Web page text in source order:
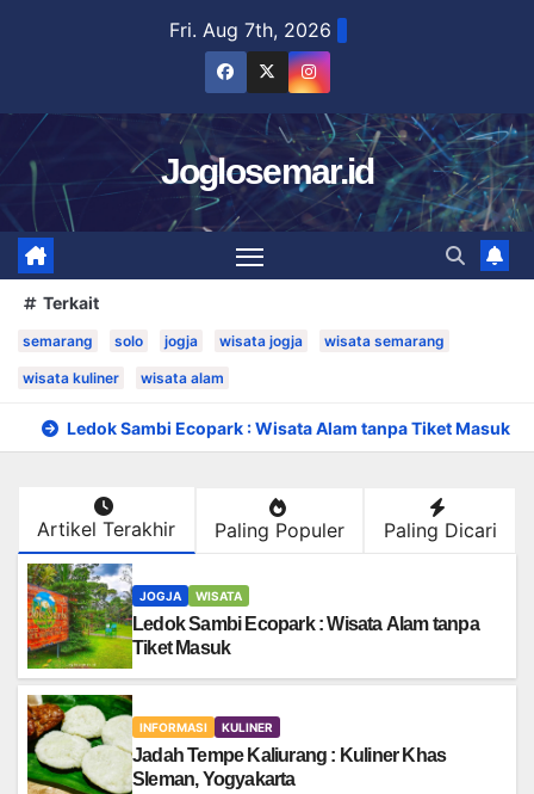
Fri. Aug 7th, 2026
Joglosemar.id
Terkait
semarang solo jogja wisata jogja wisata semarang
wisata kuliner wisata alam
Ledok Sambi Ecopark : Wisata Alam tanpa Tiket Masuk
Artikel Terakhir Paling Populer Paling Dicari
JOGJA WISATA
Ledok Sambi Ecopark : Wisata Alam tanpa
Tiket Masuk
INFORMASI KULINER
Jadah Tempe Kaliurang : Kuliner Khas
Sleman, Yogyakarta